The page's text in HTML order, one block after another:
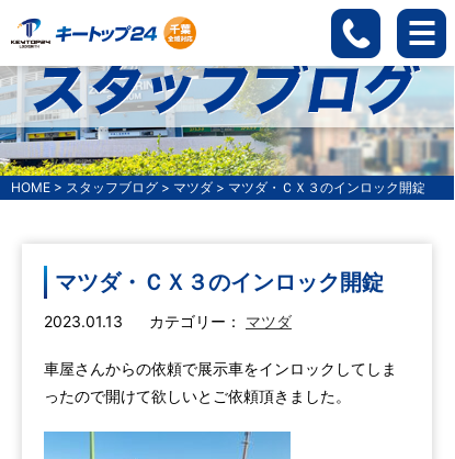
HOME > スタッフブログ > マツダ > マツダ・ＣＸ３のインロック開錠
マツダ・ＣＸ３のインロック開錠
2023.01.13 カテゴリー： マツダ
車屋さんからの依頼で展示車をインロックしてしま
ったので開けて欲しいとご依頼頂きました。